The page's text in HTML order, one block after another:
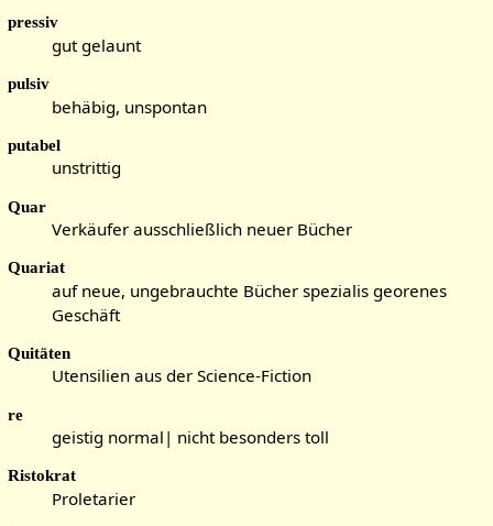
pressiv
gut gelaunt
pulsiv
behäbig, unspontan
putabel
unstrittig
Quar
Verkäufer ausschließlich neuer Bücher
Quariat
auf neue, ungebrauchte Bücher spezialis georenes
Geschäft
Quitäten
Utensilien aus der Science-Fiction
re
geistig normal| nicht besonders toll
Ristokrat
Proletarier